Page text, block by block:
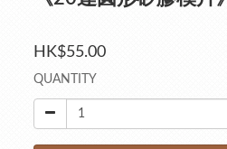
HK$55.00
QUANTITY